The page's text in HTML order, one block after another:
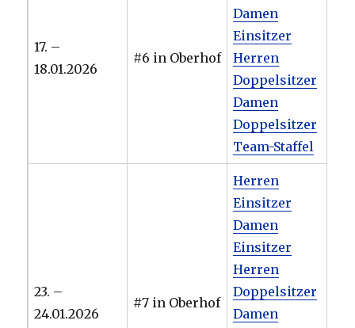
17. –
18.01.2026
#6 in Oberhof
Damen
Einsitzer
Herren
Doppelsitzer
Damen
Doppelsitzer
Team-Staffel
23. –
24.01.2026
#7 in Oberhof
Herren
Einsitzer
Damen
Einsitzer
Herren
Doppelsitzer
Damen